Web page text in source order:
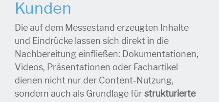
Kunden
Die auf dem Messestand erzeugten Inhalte
und Eindrücke lassen sich direkt in die
Nachbereitung einfließen: Dokumentationen,
Videos, Präsentationen oder Fachartikel
dienen nicht nur der Content-Nutzung,
sondern auch als Grundlage fürstrukturierte